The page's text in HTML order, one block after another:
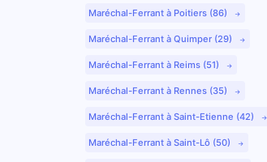
Maréchal-Ferrant à Poitiers (86)
Maréchal-Ferrant à Quimper (29)
Maréchal-Ferrant à Reims (51)
Maréchal-Ferrant à Rennes (35)
Maréchal-Ferrant à Saint-Etienne (42)
Maréchal-Ferrant à Saint-Lô (50)